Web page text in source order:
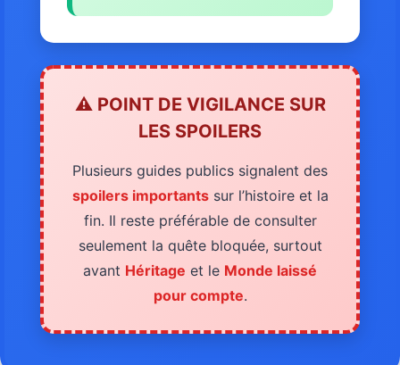
⚠️ POINT DE VIGILANCE SUR
LES SPOILERS
Plusieurs guides publics signalent des
spoilers importantssur l’histoire et la
fin. Il reste préférable de consulter
seulement la quête bloquée, surtout
avant Héritage et le Monde laissé
pour compte.